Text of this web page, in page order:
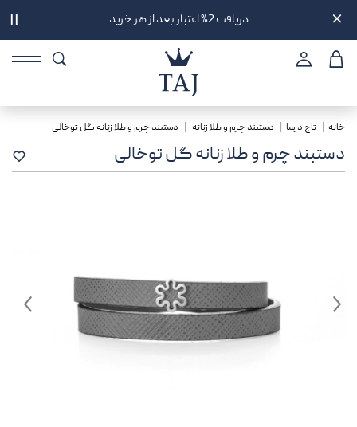
دریافت 2% اعتبار بعد از هر خرید
خانه تاج درسا دستبند چرم و طلا زنانه دستبند چرم و طلا زنانه گل توخالی
دستبند چرم و طلا زنانه گل توخالی